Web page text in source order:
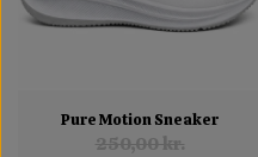
Pure Motion Sneaker
250,00 kr.